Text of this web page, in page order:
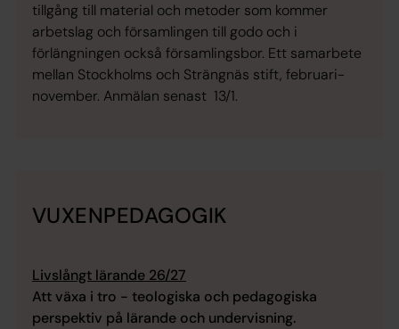
tillgång till material och metoder som kommer
arbetslag och församlingen till godo och i
förlängningen också församlingsbor. Ett samarbete
mellan Stockholms och Strängnäs stift, februari-
november. Anmälan senast 13/1.
VUXENPEDAGOGIK
Livslångt lärande 26/27
Att växa i tro - teologiska och pedagogiska
perspektiv på lärande och undervisning.